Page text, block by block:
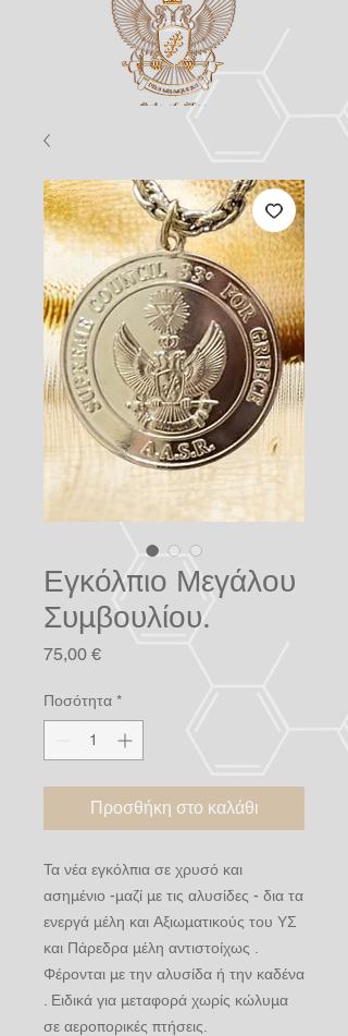
Εγκόλπιο Μεγάλου
Συμβουλίου.
75,00 €Τιμή
Ποσότητα *
Προσθήκη στο καλάθι
Τα νέα εγκόλπια σε χρυσό και
ασημένιο -μαζί με τις αλυσίδες - δια τα
ενεργά μέλη και Αξιωματικούς του ΥΣ
και Πάρεδρα μέλη αντιστοίχως .
Φέρονται με την αλυσίδα ή την καδένα
. Ειδικά για μεταφορά χωρίς κώλυμα
σε αεροπορικές πτήσεις.